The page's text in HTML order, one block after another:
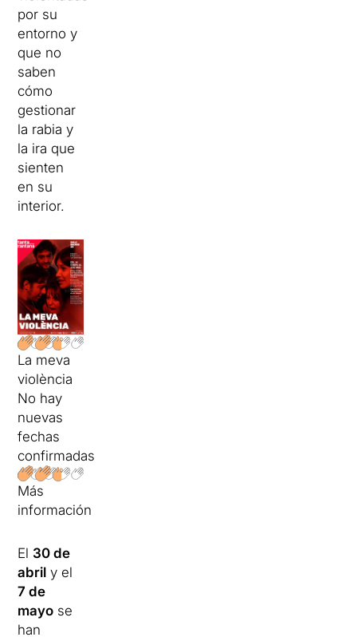
por su
entorno y
que no
saben
cómo
gestionar
la rabia y
la ira que
sienten
en su
interior.
La meva
violència
No hay
nuevas
fechas
confirmadas
Más
información
El 30 de
abril y el
7 de
mayo se
han